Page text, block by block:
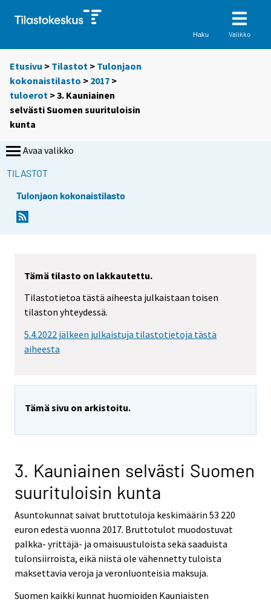
Haku Valikko
Etusivu > Tilastot > Tulonjaon
kokonaistilasto > 2017 >
tuloerot > 3. Kauniainen
selvästi Suomen suurituloisin
kunta
Avaa valikko
TILASTOT
Tulonjaon kokonaistilasto
Tämä tilasto on lakkautettu.
Tilastotietoa tästä aiheesta julkaistaan toisen
tilaston yhteydessä.
5.4.2022 jälkeen julkaistuja tilastotietoja tästä
aiheesta
Tämä sivu on arkistoitu.
3. Kauniainen selvästi Suomen
suurituloisin kunta
Asuntokunnat saivat bruttotuloja keskimäärin 53 220
euron edestä vuonna 2017. Bruttotulot muodostuvat
palkka- yrittäjä- ja omaisuustuloista sekä saaduista
tulonsiirroista, eikä niistä ole vähennetty tuloista
maksettavia veroja ja veronluonteisia maksuja.
Suomen kaikki kunnat huomioiden Kauniaisten